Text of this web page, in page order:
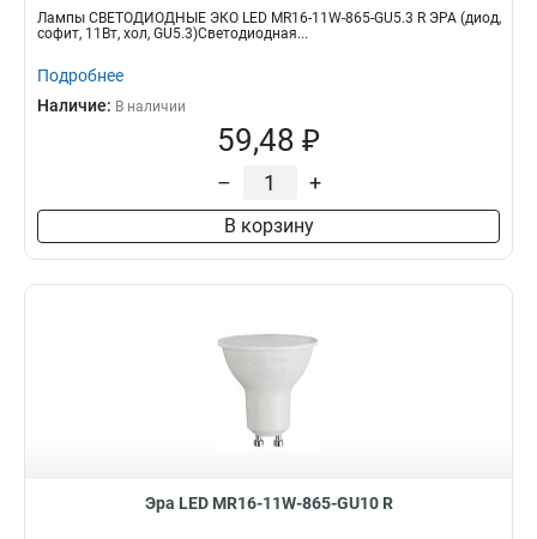
Лампы СВЕТОДИОДНЫЕ ЭКО LED MR16-11W-865-GU5.3 R ЭРА (диод,
софит, 11Вт, хол, GU5.3)Светодиодная...
Подробнее
Наличие: В наличии
59,48 ₽
– +
В корзину
Эра LED MR16-11W-865-GU10 R